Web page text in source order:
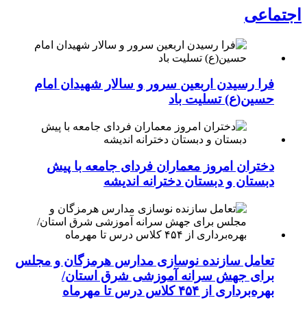
اجتماعی
فرا رسیدن اربعین سرور و سالار شهیدان امام
حسین(ع) تسلیت باد
دختران امروز معماران فردای جامعه با پیش
دبستان و دبستان دخترانه اندیشه
تعامل سازنده نوسازی مدارس هرمزگان و مجلس
برای جهش سرانه آموزشی شرق استان/
بهره‌برداری از ۴۵۴ کلاس درس تا مهرماه